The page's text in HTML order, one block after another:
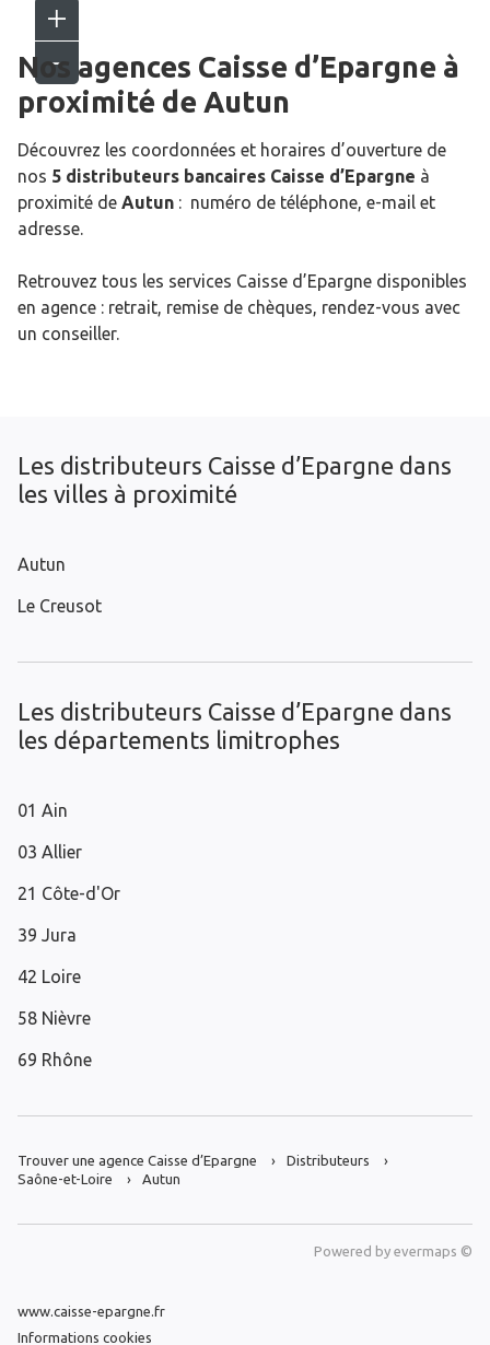
Nos agences Caisse d’Epargne à
proximité de Autun
Découvrez les coordonnées et horaires d’ouverture de
nos 5 distributeurs bancaires Caisse d’Epargne à
proximité de Autun : numéro de téléphone, e-mail et
adresse.
Retrouvez tous les services Caisse d’Epargne disponibles
en agence : retrait, remise de chèques, rendez-vous avec
un conseiller.
Les distributeurs Caisse d’Epargne dans
les villes à proximité
Autun
Le Creusot
Les distributeurs Caisse d’Epargne dans
les départements limitrophes
01 Ain
03 Allier
21 Côte-d'Or
39 Jura
42 Loire
58 Nièvre
69 Rhône
Trouver une agence Caisse d’Epargne
Distributeurs
Saône-et-Loire
Autun
Powered by evermaps ©
www.caisse-epargne.fr
Informations cookies